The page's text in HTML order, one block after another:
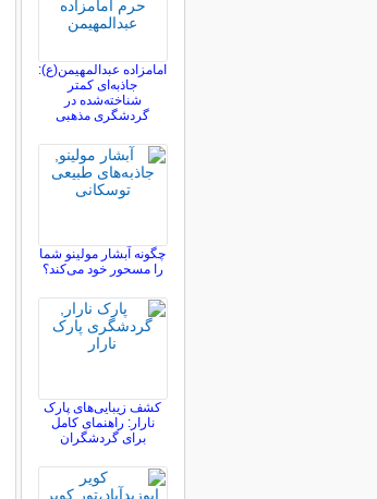
امامزاده عبدالمهیمن(ع):
جاذبه‌ای کمتر
شناخته‌شده در
گردشگری مذهبی
چگونه آبشار مولینو شما
را مسحور خود می‌کند؟
کشف زیبایی‌های پارک
نارار: راهنمای کامل
برای گردشگران